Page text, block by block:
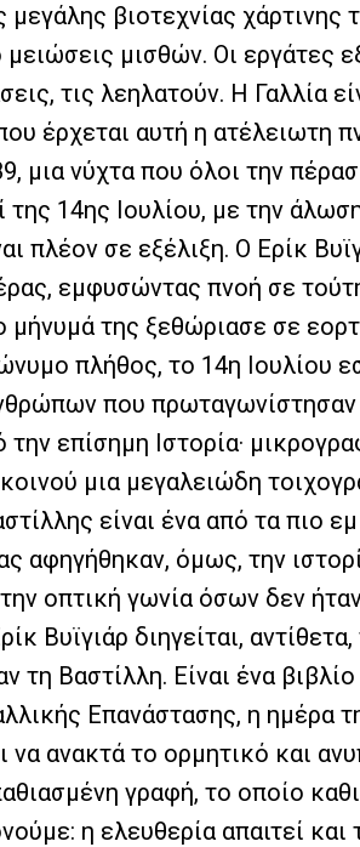
μεγάλης βιοτεχνίας χάρτινης
μισθών. Οι εργάτες
τις λεηλατούν. Η Γαλλία
έρχεται αυτή η ατέλειωτη
μια νύχτα που όλοι την
της 14ης Ιουλίου, με την
πλέον σε εξέλιξη. Ο Ερίκ
εμφυσώντας πνοή σε
μήνυμά της ξεθώριασε σε
πλήθος, το 14η Ιουλίου
που πρωταγωνίστησαν
επίσημη Ιστορία·
μια μεγαλειώδη
είναι ένα από τα πιο
αφηγήθηκαν, όμως, την
οπτική γωνία όσων δεν
Βυϊγιάρ διηγείται,
τη Βαστίλλη. Είναι ένα
Επανάστασης, η ημέρα
να ανακτά το ορμητικό και
γραφή, το οποίο
η ελευθερία απαιτεί